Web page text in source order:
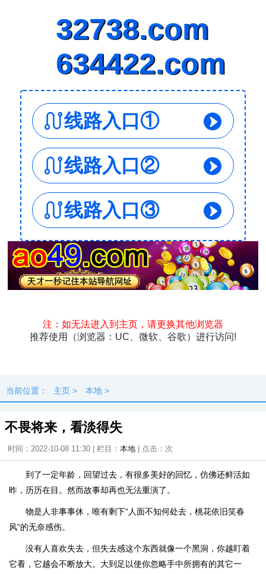
最新
快料 独闻 本地
当前位置： 主页 > 本地 >
不畏将来，看淡得失
时间：2022-10-08 11:30 | 栏目： 本地 | 点击： 次
到了一定年龄，回望过去，有很多美好的回忆，仿佛还鲜活如
昨，历历在目。然而故事却再也无法重演了。
物是人非事事休，唯有剩下“人面不知何处去，桃花依旧笑春
风”的无奈感伤。
没有人喜欢失去，但失去感这个东西就像一个黑洞，你越盯着
它看，它越会不断放大。大到足以使你忽略手中所拥有的其它一